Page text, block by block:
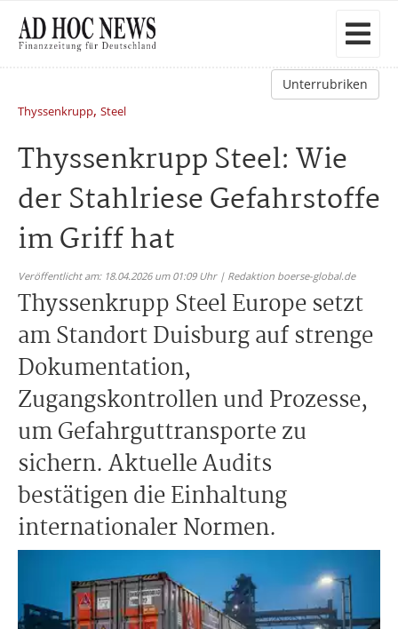
Unterrubriken
Thyssenkrupp, Steel
Thyssenkrupp Steel: Wie
der Stahlriese Gefahrstoffe
im Griff hat
Veröffentlicht am: 18.04.2026 um 01:09 Uhr | Redaktion boerse-global.de
Thyssenkrupp Steel Europe setzt
am Standort Duisburg auf strenge
Dokumentation,
Zugangskontrollen und Prozesse,
um Gefahrguttransporte zu
sichern. Aktuelle Audits
bestätigen die Einhaltung
internationaler Normen.